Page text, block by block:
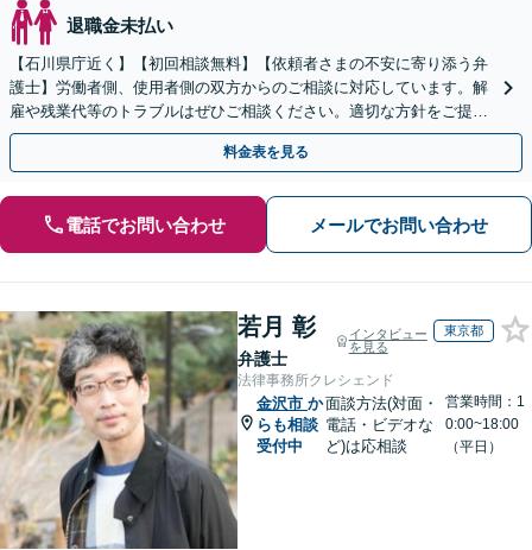
退職金未払い
【石川県庁近く】【初回相談無料】【依頼者さまの不安に寄り添う弁
護士】労働者側、使用者側の双方からのご相談に対応しています。解
雇や残業代等のトラブルはぜひご相談ください。適切な方針をご提示
し、納得できる解決を目指します。
料金表を見る
電話でお問い合わせ メールでお問い合わせ
若月 彰
弁護士
インタビュー
を見る
東京都
法律事務所クレシェンド
金沢市 か
らも相談
受付中
面談方法(対面・
電話・ビデオな
ど)は応相談
営業時間：1
0:00~18:00
（平日）